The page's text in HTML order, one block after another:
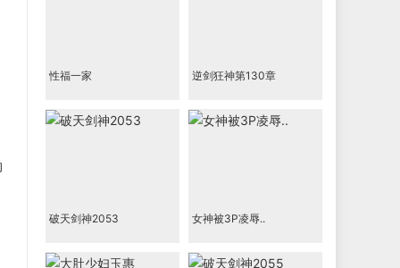
性福一家 逆剑狂神第130章
破天剑神2053 女神被3P凌辱..